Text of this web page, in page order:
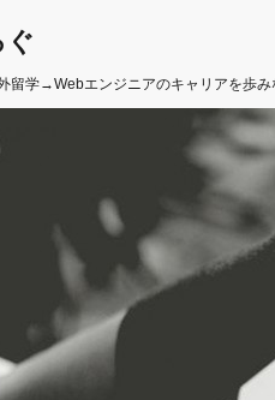
留学→Webエンジニアのキャリアを歩み